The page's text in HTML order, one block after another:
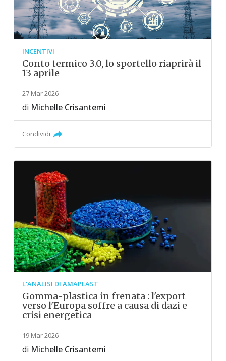
INCENTIVI
Conto termico 3.0, lo sportello riaprirà il
13 aprile
27 Mar 2026
di Michelle Crisantemi
Condividi
L'ANALISI DI AMAPLAST
Gomma-plastica in frenata : l'export
verso l'Europa soffre a causa di dazi e
crisi energetica
19 Mar 2026
di Michelle Crisantemi